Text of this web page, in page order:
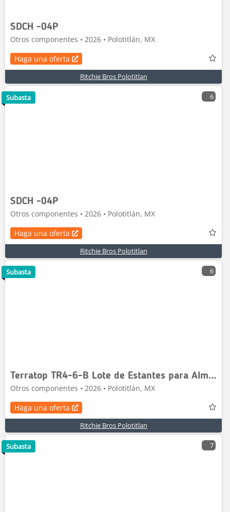
SDCH -04P
Otros componentes • 2026 • Polotitlán, MX
Haga una oferta
Ritchie Bros Polotitlan
6
SDCH -04P
Otros componentes • 2026 • Polotitlán, MX
Haga una oferta
Ritchie Bros Polotitlan
Subasta
6
Terratop TR4-6-B Lote de Estantes para Almacen (Si
Otros componentes • 2026 • Polotitlán, MX
Haga una oferta
Ritchie Bros Polotitlan
Subasta
7
Subasta